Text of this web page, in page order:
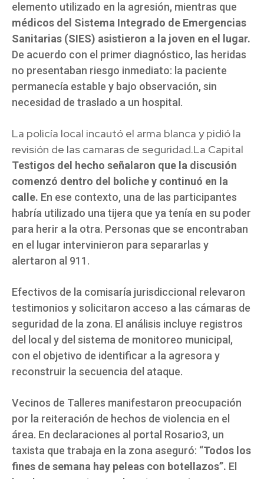
elemento utilizado en la agresión, mientras que
médicos del Sistema Integrado de Emergencias
Sanitarias (SIES) asistieron a la joven en el lugar.
De acuerdo con el primer diagnóstico, las heridas
no presentaban riesgo inmediato: la paciente
permanecía estable y bajo observación, sin
necesidad de traslado a un hospital.
La policía local incautó el arma blanca y pidió la
revisión de las camaras de seguridad.La Capital
Testigos del hecho señalaron que la discusión
comenzó dentro del boliche y continuó en la
calle. En ese contexto, una de las participantes
habría utilizado una tijera que ya tenía en su poder
para herir a la otra. Personas que se encontraban
en el lugar intervinieron para separarlas y
alertaron al 911.
Efectivos de la comisaría jurisdiccional relevaron
testimonios y solicitaron acceso a las cámaras de
seguridad de la zona. El análisis incluye registros
del local y del sistema de monitoreo municipal,
con el objetivo de identificar a la agresora y
reconstruir la secuencia del ataque.
Vecinos de Talleres manifestaron preocupación
por la reiteración de hechos de violencia en el
área. En declaraciones al portal Rosario3, un
taxista que trabaja en la zona aseguró: “Todos los
fines de semana hay peleas con botellazos”. El